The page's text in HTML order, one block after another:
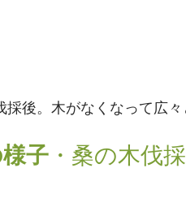
採後。木がなくなって広
子 ・桑の木伐採